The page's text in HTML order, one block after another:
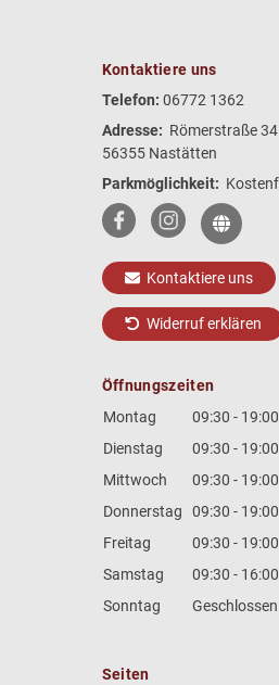
Kontaktiere uns
Telefon: 06772 1362
Adresse: Römerstraße 34
56355 Nastätten
Parkmöglichkeit:
Kontaktiere uns
Widerruf erklären
Öffnungszeiten
Montag
09:30 - 19:00
Dienstag
09:30 - 19:00
Mittwoch
09:30 - 19:00
Donnerstag
09:30 - 19:00
Freitag
09:30 - 19:00
Samstag
09:30 - 16:00
Sonntag
Geschlossen
Seiten